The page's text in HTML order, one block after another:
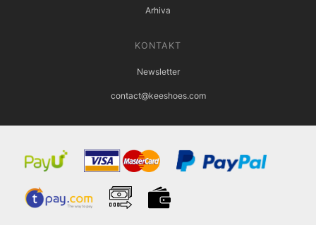
Arhiva
KONTAKT
Newsletter
contact@keeshoes.com